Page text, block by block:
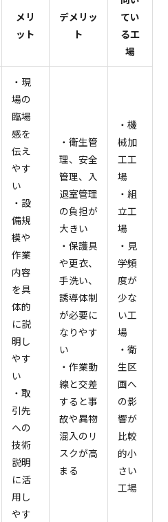
メリ
ット
デメリッ
ト
てい
る工
場
・現
場の
臨場
感を
伝え
やす
い
・設
備規
模や
作業
内容
を具
体的
に説
明し
やす
い
・取
引先
への
技術
説明
に活
用し
やす
・衛生管
理、安全
管理、入
退室管理
の負担が
大きい
・保護具
や更衣、
手洗い、
誘導体制
が必要に
なりやす
い
・作業動
線と交差
すると事
故や異物
混入のリ
スクが高
まる
・機
械加
工工
場
・組
立工
場
・見
学頻
度が
少な
い工
場
・衛
生区
画へ
の影
響が
比較
的小
さい
工場